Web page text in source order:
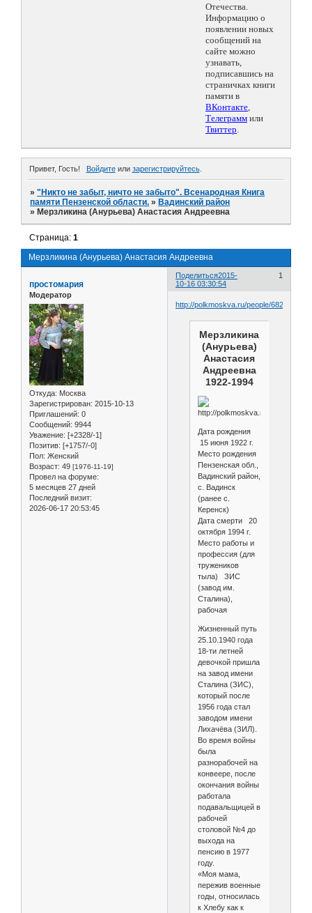
Отечества.
Информацию о
появлении новых
сообщений на
сайте можно
узнавать,
подписавшись на
страничках книги
памяти в
ВКонтакте,
Телеграмм или
Твиттер.
Привет, Гость! Войдитеили зарегистрируйтесь.
»"Никто не забыт, ничто не забыто". Всенародная Книга
памяти Пензенской области. » Вадинский район
» Мерзликина (Анурьева) Анастасия Андреевна
Мерзликина (Анурьева) Анастасия Андреевна
Страница:1
Поделиться 1
2015-
10-16 03:30:54
простомария
Модератор
Откуда: Москва
Зарегистрирован: 2015-10-13
Приглашений: 0
Сообщений: 9944
Уважение: [+2328/-1]
Позитив: [+1757/-0]
Пол: Женский
Возраст: 49 [1976-11-19]
Провел на форуме:
5 месяцев 27 дней
Последний визит:
2026-06-17 20:53:45
http://polkmoskva.ru/people/682627/
Мерзликина
(Анурьева)
Анастасия
Андреевна
1922-1994
Дата рождения
15 июня 1922 г.
Место рождения
Пензенская обл.,
Вадинский район,
с. Вадинск
(ранее с.
Керенск)
Дата смерти 20
октября 1994 г.
Место работы и
профессия (для
тружеников
тыла) ЗИС
(завод им.
Сталина),
рабочая
Жизненный путь
25.10.1940 года
18-ти летней
девочкой пришла
на завод имени
Сталина (ЗИС),
который после
1956 года стал
заводом имени
Лихачёва (ЗИЛ).
Во время войны
была
разнорабочей на
конвеере, после
окончания войны
работала
подавальщицей в
рабочей
столовой №4 до
выхода на
пенсию в 1977
году.
«Моя мама,
пережив военные
годы, относилась
к Хлебу как к